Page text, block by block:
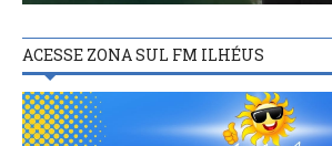
ACESSE ZONA SUL FM ILHÉUS